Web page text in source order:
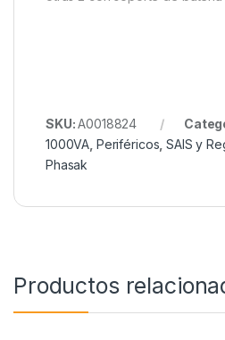
SKU:A0018824
1000VA Periféricos ,SAIS y
Phasak
Productos